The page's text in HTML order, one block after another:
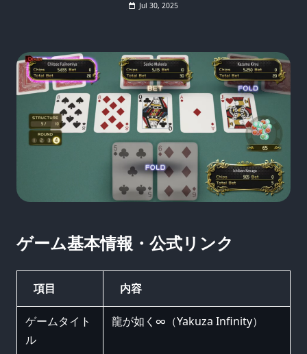
Jul 30, 2025
ゲーム基本情報・公式リンク
項目 内容
ゲームタイト
ル
龍が如く∞（Yakuza Infinity）